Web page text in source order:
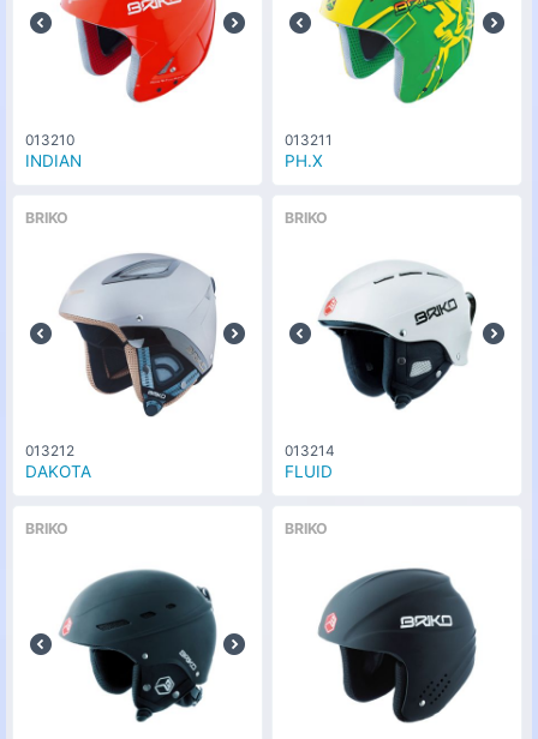
013210
INDIAN
013211
PH.X
BRIKO
013212
DAKOTA
BRIKO
013214
FLUID
BRIKO BRIKO